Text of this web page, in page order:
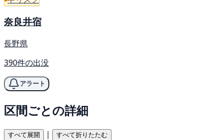
奈良井宿
長野県
390件の出没
アラート
区間ごとの詳細
すべて展開 | すべて折りたたむ